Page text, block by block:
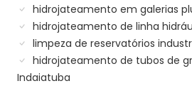
hidrojateamento em galerias
hidrojateamento de linha
limpeza de reservatórios
hidrojateamento de tubos de
Indaiatuba